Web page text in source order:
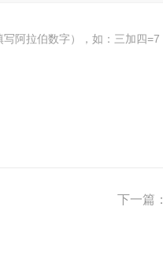
阿拉伯数字），如：三加四=7
下一篇：